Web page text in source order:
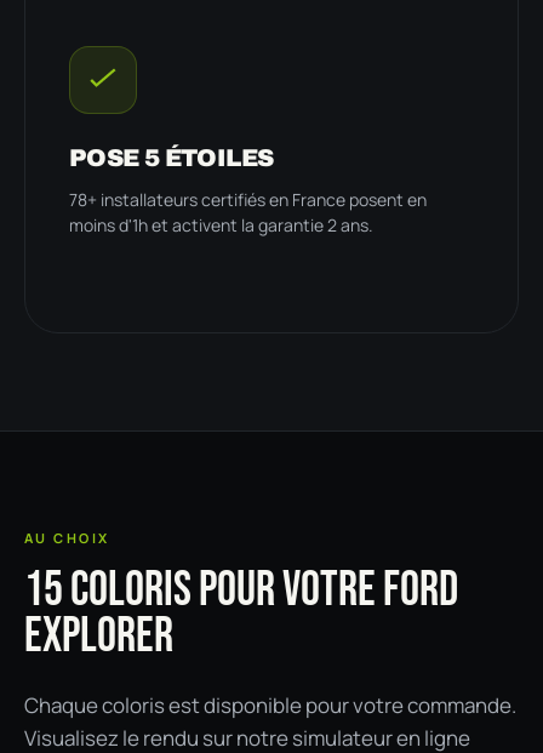
POSE 5 ÉTOILES
78+ installateurs certifiés en France posent en
moins d'1h et activent la garantie 2 ans.
AU CHOIX
15 COLORIS POUR VOTRE FORD
EXPLORER
Chaque coloris est disponible pour votre commande.
Visualisez le rendu sur notre simulateur en ligne